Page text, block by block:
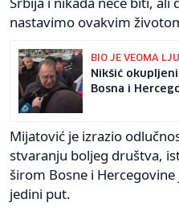
nastavimo ovakvim
BIO JE VEOMA
Nikšić
Bosna i
Mijatović je izrazio
stvaranju boljeg društva,
širom Bosne i
jedini put.